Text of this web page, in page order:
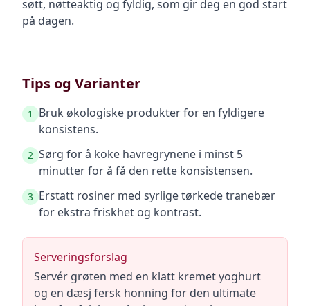
søtt, nøtteaktig og fyldig, som gir deg en god start
på dagen.
Tips og Varianter
1
Bruk økologiske produkter for en fyldigere
konsistens.
2 Sørg for å koke havregrynene i minst 5
minutter for å få den rette konsistensen.
3 Erstatt rosiner med syrlige tørkede tranebær
for ekstra friskhet og kontrast.
Serveringsforslag
Servér grøten med en klatt kremet yoghurt
og en dæsj fersk honning for den ultimate